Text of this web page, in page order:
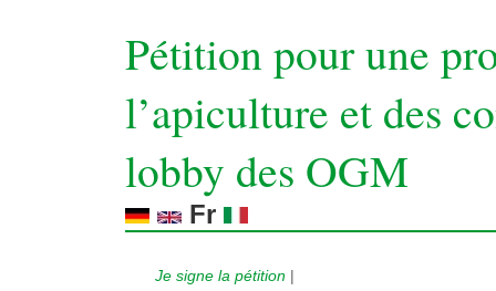
Pétition pour une
l’apiculture et des
lobby des OGM
Fr
Je signe la pétition |